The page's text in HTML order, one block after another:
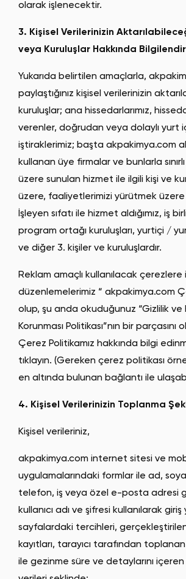
olarak işlenecektir.
3. Kişisel Verilerinizin
veya Kuruluşlar Hakkında
Yukarıda belirtilen amaçlarla,
paylaştığınız kişisel verilerinizin
kuruluşlar; ana hissedarlarımız,
verenler, doğrudan veya dolaylı yurt
iştiraklerimiz; başta akpakimya.com
kullanan üye firmalar ve bunlarla
üzere sunulan hizmet ile ilgili kişi ve
üzere, faaliyetlerimizi yürütmek
İşleyen sıfatı ile hizmet aldığımız, iş
program ortağı kuruluşları, yurtiçi /
ve diğer 3. kişiler ve kuruluşlardır.
Reklam amaçlı kullanılacak çerezlere
düzenlemelerimiz “ akpakimya.com
olup, şu anda okuduğunuz “Gizlilik ve
Korunması Politikası”nın bir parçasını
Çerez Politikamız hakkında bilgi
tıklayın. (Gereken çerez politikası
en altında bulunan bağlantı ile
4. Kişisel Verilerinizin Toplanma
Kişisel verileriniz,
akpakimya.com internet sitesi ve
uygulamalarındaki formlar ile ad,
telefon, iş veya özel e-posta adresi
kullanıcı adı ve şifresi kullanılarak giriş
sayfalardaki tercihleri, gerçekleştirilen
kayıtları, tarayıcı tarafından
ile gezinme süre ve detaylarını